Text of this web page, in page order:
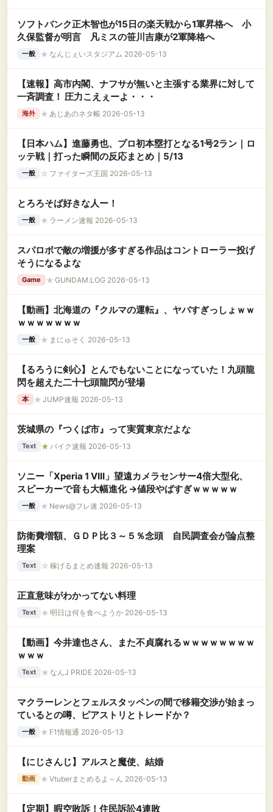
ソフトバンク正木智也が15日の楽天戦から1軍昇格へ 小
久保監督が明言 凡ミスの笹川吉康が2軍降格へ
一般 ★ なんじぇいスタジアム 2026-05-13
【速報】高市内閣、ナフサが無いと主張する業界に対して
一斉調査！ 圧力こえぇーよ・・・
海外 ★ あじあのネタ帳 2026-05-13
【日本ハム】進藤勇也、プロ初本塁打となる1号2ラン｜ロ
ッテ戦｜打った瞬間の反応まとめ｜5/13
一般 ☆ ファイターズ王国 2026-05-13
とろろそば好きな人ー！
一般 ★ ラーメン速報 2026-05-13
スパロボで敵の増援が多すぎる作品はコントローラー投げ
そうになるよな
Game ★ GUNDAM.LOG 2026-05-13
【動画】北海道の『クルマの運転』、ヤバすぎっしょｗｗ
ｗｗｗｗｗｗｗ
一般 ★ まにゅそく 2026-05-13
【るろうに剣心】とんでもないことになっていた！九頭龍
閃を超えた二十七頭龍閃が登場
本 ★ JUMP速報 2026-05-13
茨城県の『つくば市』って実質東京だよな
Text ★ バイク速報 2026-05-13
ソニー「Xperia 1 VIII」望遠カメラセンサー4倍大型化、
スピーカーで音も大幅進化 →値段やばすぎｗｗｗｗｗ
一般 ★ News@フレ速 2026-05-13
防衛費増額、ＧＤＰ比３～５％念頭 自民調査会が論点整
理案
Text ☆ 稼げるまとめ速報 2026-05-13
正直意味がわかってない料理
Text ★ 明日は何を食べようか 2026-05-13
【動画】今井達也さん、また不貞腐れるｗｗｗｗｗｗｗｗ
ｗｗｗ
Text ★ なんJ PRIDE 2026-05-13
マクラーレンとフェルスタッペンの間で移籍交渉が始まっ
ているとの噂、ピアストリとトレードか？
一般 ★ F1情報通 2026-05-13
【にじさんじ】アルスと魔使、結婚
動画 ★ Vtuberまとめるよ～ん 2026-05-13
【定期】暇空敗訴！住民訴訟4連敗